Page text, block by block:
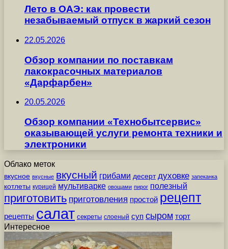
Лето в ОАЭ: как провести
незабываемый отпуск в жаркий сезон
22.05.2026
Обзор компании по поставкам
лакокрасочных материалов
«Дарфарбен»
20.05.2026
Обзор компании «Технобытсервис»
оказывающей услуги ремонта техники и
электроники
Облако меток
вкусное вкусные вкусный грибами десерт духовке запеканка
котлеты курицей мультиварке овощами пирог полезный
приготовить приготовления простой рецепт
рецепты салат секреты слоеный суп сыром торт
Интересное